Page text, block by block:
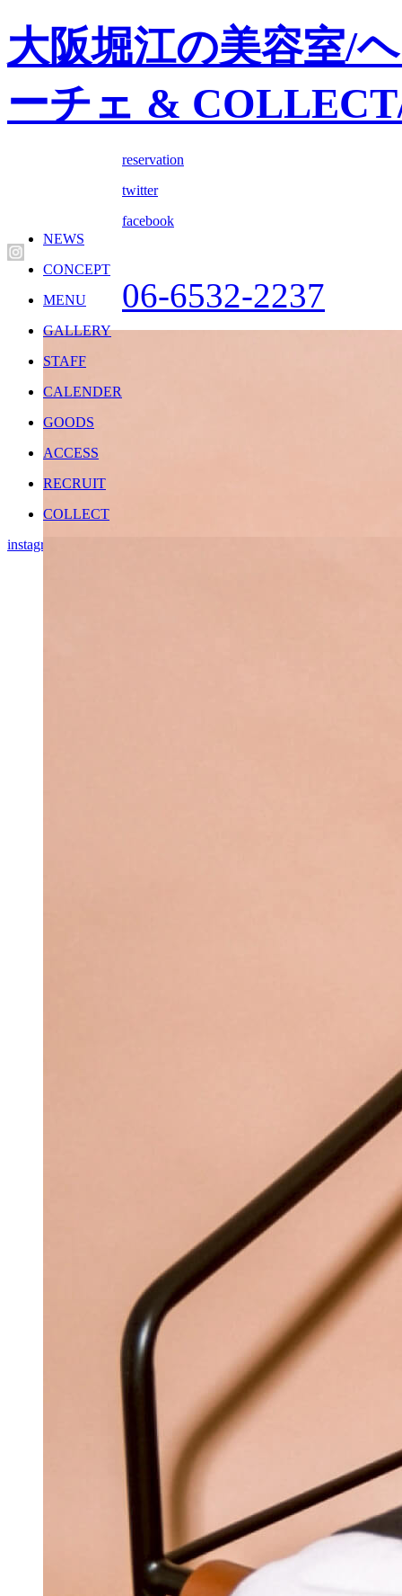
大阪堀江の美容室/
ーチェ &
NEWS
CONCEPT
MENU
GALLERY
STAFF
CALENDER
GOODS
ACCESS
RECRUIT
COLLECT
reservation
twitter
facebook
instagram
06-6532-2237